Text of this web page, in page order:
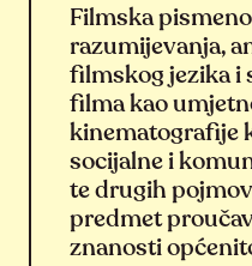
Filmska
razumijevanja,
filmskog jezika i
filma kao
kinematografije
socijalne i
te drugih
predmet
znanosti